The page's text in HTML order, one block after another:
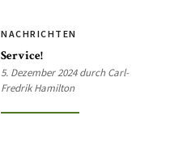
NACHRICHTEN
Service!
5. Dezember 2024 durch Carl-
Fredrik Hamilton